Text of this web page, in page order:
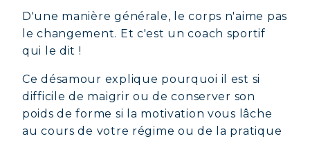
D'une manière générale, le corps n'aime pas
le changement. Et c'est un coach sportif
qui le dit !
Ce désamour explique pourquoi il est si
difficile de maigrir ou de conserver son
poids de forme si la motivation vous lâche
au cours de votre régime ou de la pratique